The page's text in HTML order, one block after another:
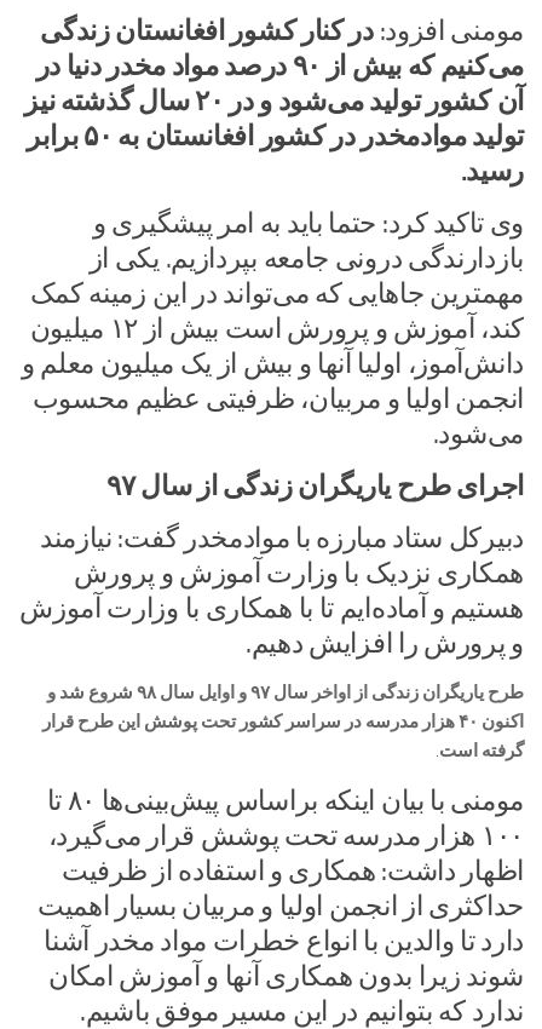
مومنی افزود:در کنار کشور افغانستان زندگی
می‌کنیم که بیش از ۹۰ درصد مواد مخدر دنیا در
آن کشور تولید می‌شود و در ۲۰ سال گذشته نیز
تولید موادمخدر در کشور افغانستان به ۵۰ برابر
رسید.
وی تاکید کرد: حتما باید به امر پیشگیری و
بازدارندگی درونی جامعه بپردازیم. یکی از
مهمترین جاهایی که می‌تواند در این زمینه کمک
کند، آموزش و پرورش است بیش از ۱۲ میلیون
دانش‌آموز، اولیا آنها و بیش از یک میلیون معلم و
انجمن اولیا و مربیان، ظرفیتی عظیم محسوب
می‌شود.
اجرای طرح یاریگران زندگی از سال ۹۷
دبیرکل ستاد مبارزه با موادمخدر گفت: نیازمند
همکاری نزدیک با وزارت آموزش و پرورش
هستیم و آماده‌ایم تا با همکاری با وزارت آموزش
و پرورش را افزایش دهیم.
طرح یاریگران زندگی از اواخر سال ۹۷ و اوایل سال ۹۸ شروع شد و
اکنون ۴۰ هزار مدرسه در سراسر کشور تحت پوشش این طرح قرار
گرفته است.
مومنی با بیان اینکه براساس پیش‌بینی‌ها ۸۰ تا
۱۰۰ هزار مدرسه تحت پوشش قرار می‌گیرد،
اظهار داشت: همکاری و استفاده از ظرفیت
حداکثری از انجمن اولیا و مربیان بسیار اهمیت
دارد تا والدین با انواع خطرات مواد مخدر آشنا
شوند زیرا بدون همکاری آنها و آموزش امکان
ندارد که بتوانیم در این مسیر موفق باشیم.